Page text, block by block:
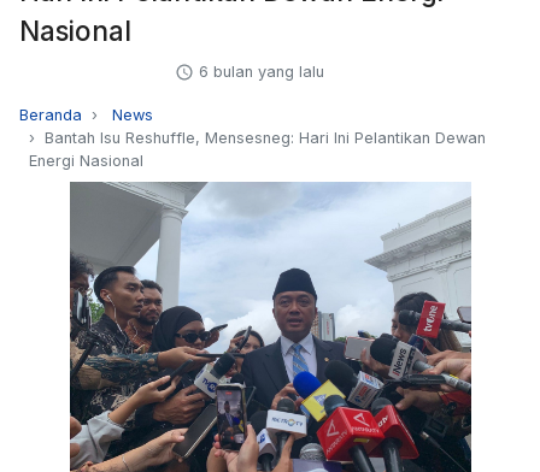
Nasional
6 bulan yang lalu
Beranda
News
Bantah Isu Reshuffle, Mensesneg: Hari Ini Pelantikan Dewan
Energi Nasional